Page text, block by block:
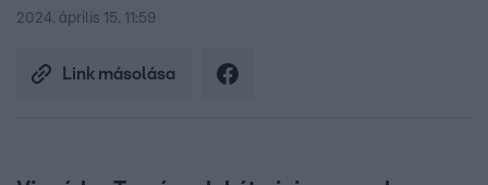
2024. április 15. 11:59
Link másolása